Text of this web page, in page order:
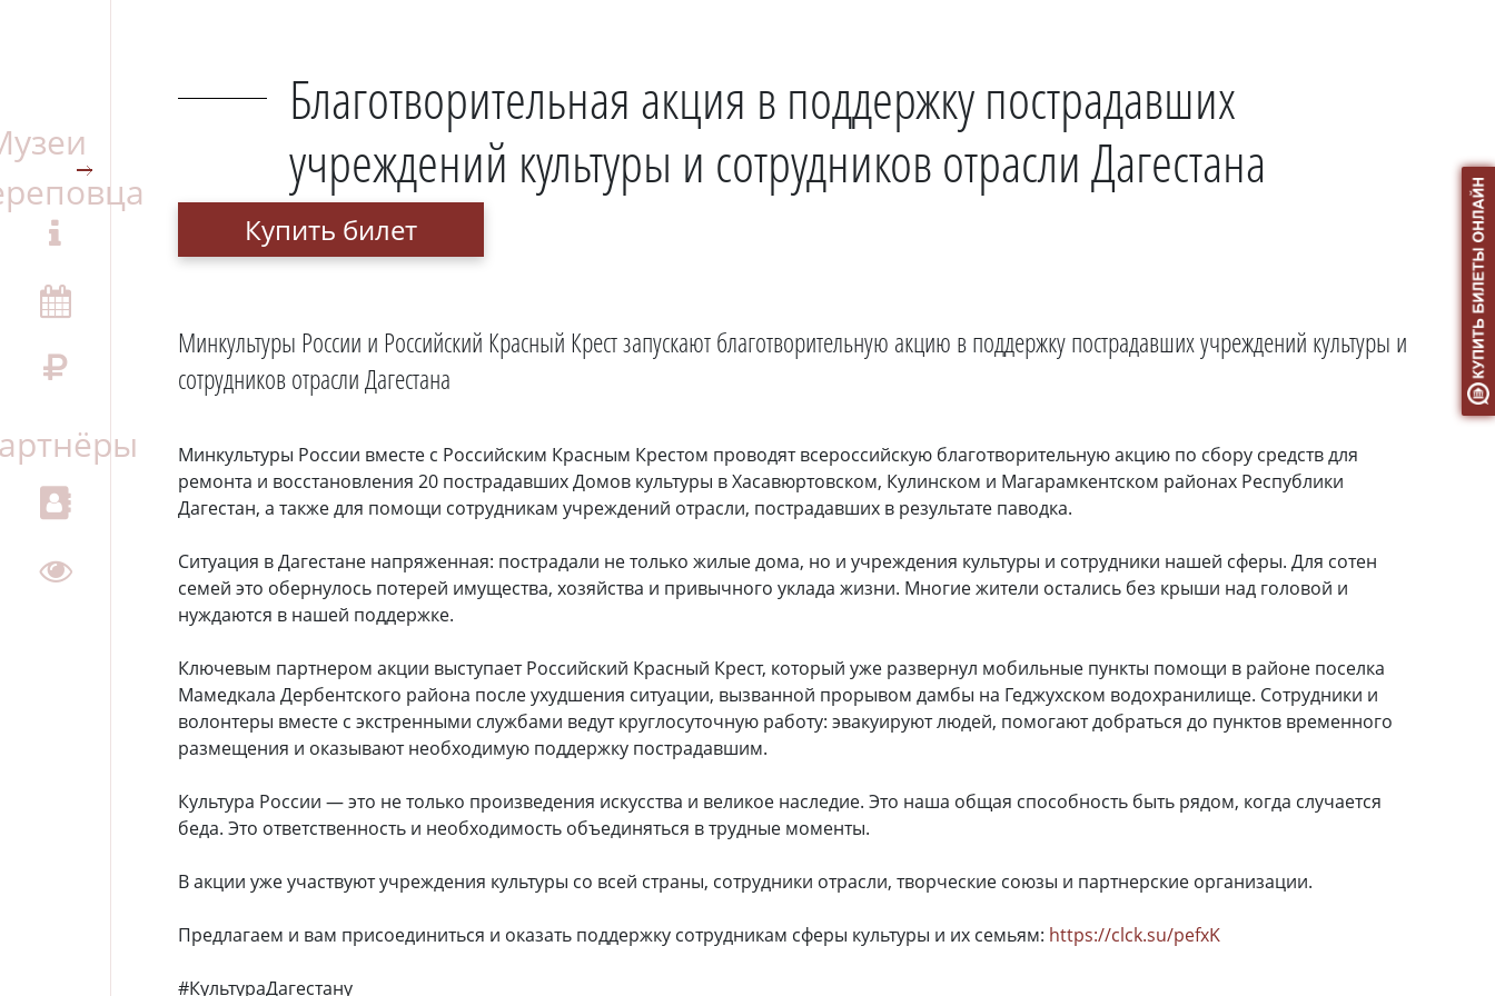
Благотворительная акция в поддержку пострадавших
учреждений культуры и сотрудников отрасли Дагестана
Купить билет
Минкультуры России и Российский Красный Крест запускают благотворительную акцию в поддержку пострадавших учреждений культуры и
сотрудников отрасли Дагестана
Минкультуры России вместе с Российским Красным Крестом проводят всероссийскую благотворительную акцию по сбору средств для
ремонта и восстановления 20 пострадавших Домов культуры в Хасавюртовском, Кулинском и Магарамкентском районах Республики
Дагестан, а также для помощи сотрудникам учреждений отрасли, пострадавших в результате паводка.
Ситуация в Дагестане напряженная: пострадали не только жилые дома, но и учреждения культуры и сотрудники нашей сферы. Для сотен
семей это обернулось потерей имущества, хозяйства и привычного уклада жизни. Многие жители остались без крыши над головой и
нуждаются в нашей поддержке.
Ключевым партнером акции выступает Российский Красный Крест, который уже развернул мобильные пункты помощи в районе поселка
Мамедкала Дербентского района после ухудшения ситуации, вызванной прорывом дамбы на Геджухском водохранилище. Сотрудники и
волонтеры вместе с экстренными службами ведут круглосуточную работу: эвакуируют людей, помогают добраться до пунктов временного
размещения и оказывают необходимую поддержку пострадавшим.
Культура России — это не только произведения искусства и великое наследие. Это наша общая способность быть рядом, когда случается
беда. Это ответственность и необходимость объединяться в трудные моменты.
В акции уже участвуют учреждения культуры со всей страны, сотрудники отрасли, творческие союзы и партнерские организации.
Предлагаем и вам присоединиться и оказать поддержку сотрудникам сферы культуры и их семьям: https://clck.su/pefxK
#КультураДагестану